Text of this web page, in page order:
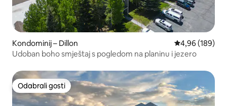
Kondominij – Dillon Prosječna
4,96 (189)
Udoban boho smještaj s pogledom na planinu i jezero
Odabrali gosti
Odabrali gosti